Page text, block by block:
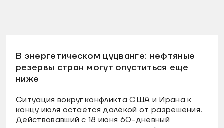
В энергетическом цуцванге: нефтяные
резервы стран могут опуститься еще
ниже
Ситуация вокруг конфликта США и Ирана к
концу июля остаётся далёкой от разрешения.
Действовавший с 18 июня 60-дневный